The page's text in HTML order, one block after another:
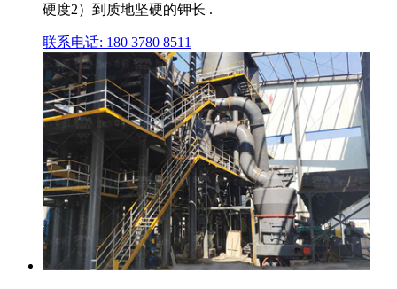
硬度2）到质地坚硬的钾长 .
联系电话: 180 3780 8511